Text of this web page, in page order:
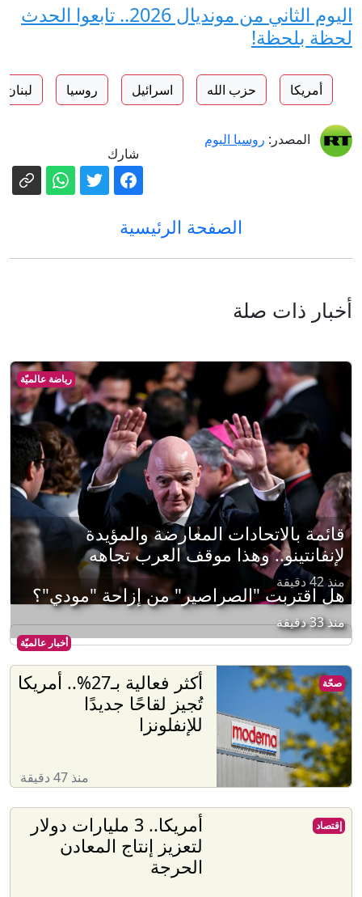
اليوم الثاني من مونديال 2026.. تابعوا الحدث
لحظة بلحظة!
أمريكا حزب الله اسرائيل روسيا لبنان
المصدر: روسيا اليوم
شارك
الصفحة الرئيسية
أخبار ذات صلة
رياضة عالميّة
قائمة بالاتحادات المعارضة والمؤيدة
لإنفانتينو.. وهذا موقف العرب تجاهه
منذ 42 دقيقة
أخبار عالميّة
هل اقتربت "الصراصير" من إزاحة "مودي"؟
منذ 33 دقيقة
أكثر فعالية بـ27%.. أمريكا
تُجيز لقاحًا جديدًا
للإنفلونزا
منذ 47 دقيقة
صحّة
أمريكا.. 3 مليارات دولار
لتعزيز إنتاج المعادن
الحرجة
إقتصاد